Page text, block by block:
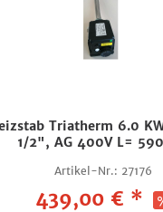
Triatherm 6.0
1/2", AG 400V L=
Artikel-Nr.: 27176
439,00 € *